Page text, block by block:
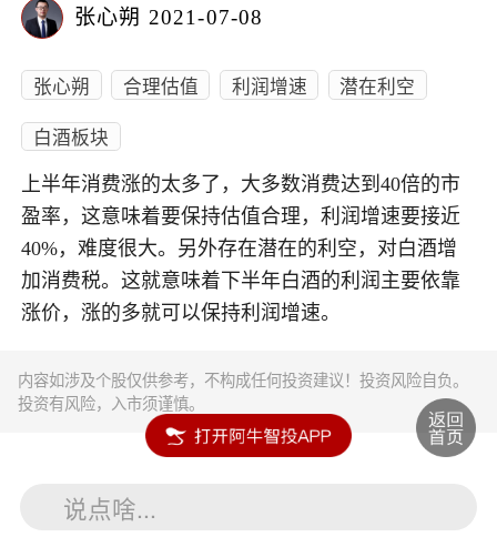
张心朔 2021-07-08
张心朔 合理估值 利润增速
潜在利空
白酒板块
上半年消费涨的太多了，大多数消费达到40倍的市
盈率，这意味着要保持估值合理，利润增速要接近
40%，难度很大。另外存在潜在的利空，对白酒增
加消费税。这就意味着下半年白酒的利润主要依靠
涨价，涨的多就可以保持利润增速。
内容如涉及个股仅供参考，不构成任何投资建议！投资风险自负。
投资有风险，入市须谨慎。
说点啥...